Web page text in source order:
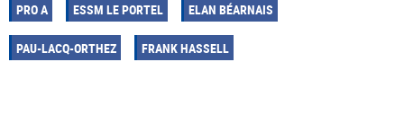
PRO A ESSM LE PORTEL ELAN BÉARNAIS
PAU-LACQ-ORTHEZ FRANK HASSELL